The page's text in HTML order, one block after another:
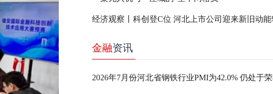
经济观察丨科创登C位 河北上市公司迎来新旧动能
金融资讯
2026年7月份河北省钢铁行业PMI为42.0% 仍处于